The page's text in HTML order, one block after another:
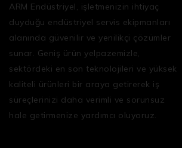
ARM Endüstriyel, işletmenizin ihtiyaç
duyduğu endüstriyel servis ekipmanları
alanında güvenilir ve yenilikçi çözümler
sunar. Geniş ürün yelpazemizle,
sektördeki en son teknolojileri ve yüksek
kaliteli ürünleri bir araya getirerek iş
süreçlerinizi daha verimli ve sorunsuz
hale getirmenize yardımcı oluyoruz.